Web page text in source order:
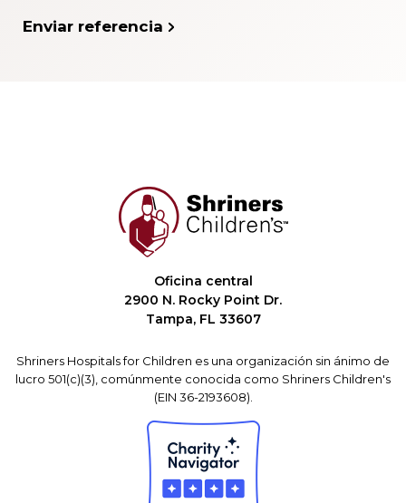
Enviar referencia
Oficina central
2900 N. Rocky Point Dr.
Tampa, FL 33607
Shriners Hospitals for Children es una organización sin ánimo de
lucro 501(c)(3), comúnmente conocida como Shriners Children's
(EIN 36-2193608).